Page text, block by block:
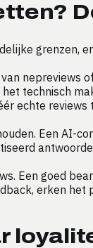
grenzen,
nepreviews
technisch
echte
Een AI-
Een goed
erken